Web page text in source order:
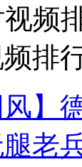
频
排
风】
老